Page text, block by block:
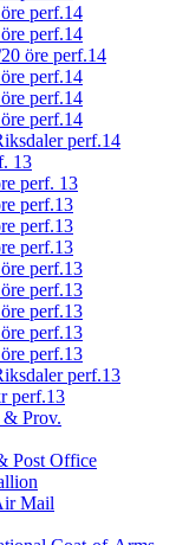
perf.14
perf.14
öre perf.14
perf.14
perf.14
perf.14
perf.14
13
perf. 13
perf.13
perf.13
perf.13
perf.13
perf.13
perf.13
perf.13
perf.13
perf.13
perf.13
Prov.
Post Office
Mail